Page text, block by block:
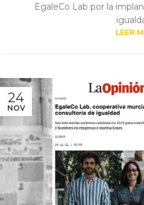
EgaleCo Lab por la
LEER
24
NOV